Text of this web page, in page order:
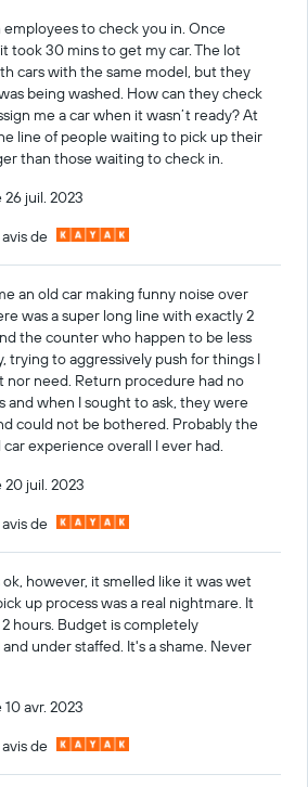
to check you in. Once
took 30 mins to get my car. The lot
cars with the same model, but they
being washed. How can they check
me a car when it wasn’t ready? At
line of people waiting to pick up their
than those waiting to check in.
26 juil. 2023
avis de
an old car making funny noise over
was a super long line with exactly 2
the counter who happen to be less
trying to aggressively push for things I
nor need. Return procedure had no
and when I sought to ask, they were
could not be bothered. Probably the
experience overall I ever had.
20 juil. 2023
avis de
ok, however, it smelled like it was wet
up process was a real nightmare. It
hours. Budget is completely
under staffed. It's a shame. Never
10 avr. 2023
avis de